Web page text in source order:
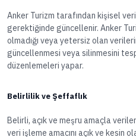
Anker Turizm tarafından kişisel
gerektiğinde güncellenir. Anker
olmadığı veya yetersiz olan
güncellenmesi veya silinmesini
düzenlemeleri yapar.
Belirlilik ve Şeffaflık
Belirli, açık ve meşru amaçla
veri işleme amacını açık ve kesin